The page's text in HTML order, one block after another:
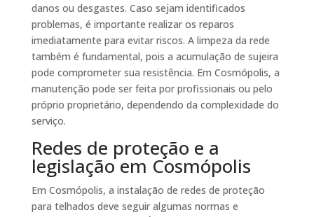
danos ou desgastes. Caso sejam identificados
problemas, é importante realizar os reparos
imediatamente para evitar riscos. A limpeza da rede
também é fundamental, pois a acumulação de sujeira
pode comprometer sua resistência. Em Cosmópolis, a
manutenção pode ser feita por profissionais ou pelo
próprio proprietário, dependendo da complexidade do
serviço.
Redes de proteção e a
legislação em Cosmópolis
Em Cosmópolis, a instalação de redes de proteção
para telhados deve seguir algumas normas e